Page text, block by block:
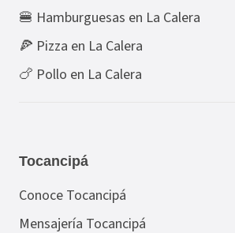
🍔 Hamburguesas en La Calera
🍕 Pizza en La Calera
🍗 Pollo en La Calera
Tocancipá
Conoce Tocancipá
Mensajería Tocancipá